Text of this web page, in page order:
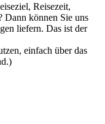
Reisezeit,
Dann können Sie uns
liefern. Das ist der
einfach über das